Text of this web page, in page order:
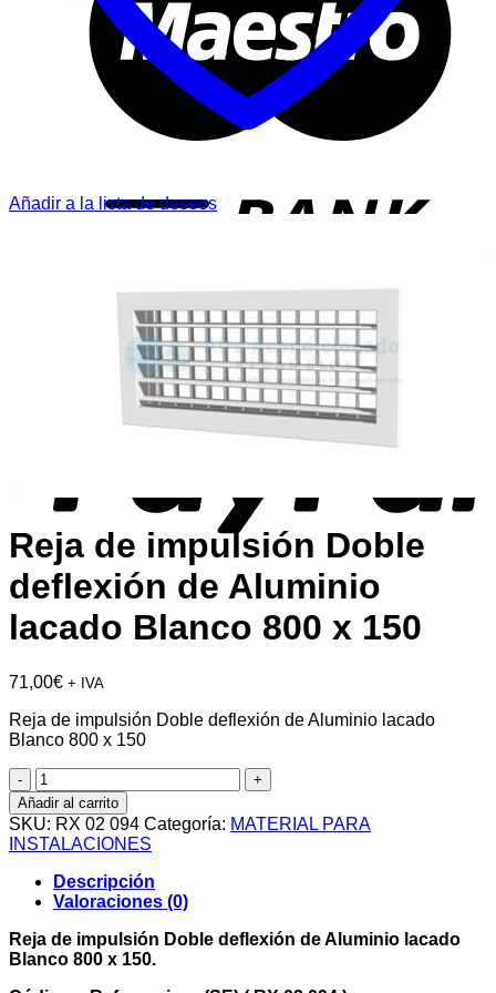
Añadir a la lista de deseos
Reja de impulsión Doble
deflexión de Aluminio
lacado Blanco 800 x 150
71,00€ + IVA
Reja de impulsión Doble deflexión de Aluminio lacado
Blanco 800 x 150
Reja
de
impulsión
Doble
deflexión
de
Aluminio
lacado
Blanco
800
Añadir al carrito
SKU: RX 02 094 Categoría: MATERIAL PARA
INSTALACIONES
Descripción
Valoraciones (0)
Reja de impulsión Doble deflexión de Aluminio lacado
Blanco 800 x 150.